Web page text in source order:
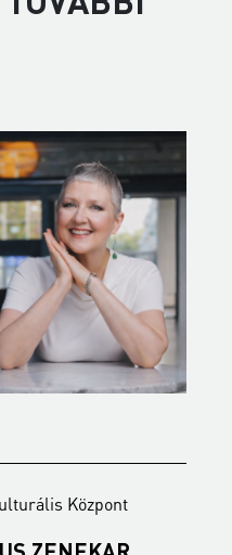
Központ